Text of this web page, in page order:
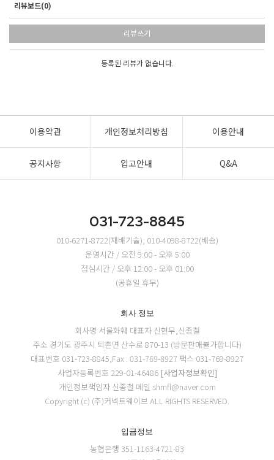
리뷰보드(0)
리뷰쓰기
등록된 리뷰가 없습니다.
이용약관 개인정보처리방침 이용안내
공지사항 입고안내 Q&A
031-723-8845
010-6271-8722(재배기술), 010-4098-8722(배송)
운영시간 / 오전 9:00 - 오후 5:00
점심시간 / 오후 12:00 - 오후 01:00
(공휴일 휴무)
회사 정보
회사명 서울화훼 대표자 신현무,신종철
주소 경기도 광주시 퇴촌면 산수로 870-13 (방문판매불가합니다)
대표번호 031-723-8845,Fax : 031-769-8927 팩스 031-769-8927
사업자등록번호 229-01-46486 [사업자정보확인]
개인정보책임자 신종철 메일 shmfl@naver.com
Copyright (c) (주)커넥트웨이브 ALL RIGHTS RESERVED.
입금정보
농협은행 351-1163-4721-83